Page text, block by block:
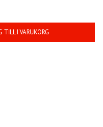
TILL I VARUKORG